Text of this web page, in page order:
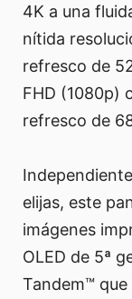
4K a una
nítida
refresco de
FHD (1080p)
refresco de
elijas, este
imágenes
OLED de 5ª
Tandem™